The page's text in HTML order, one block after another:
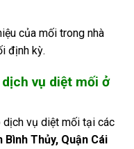
của mối trong nhà
định kỳ.
vụ diệt mối ở
dịch vụ diệt mối tại các
Bình Thủy, Quận Cái